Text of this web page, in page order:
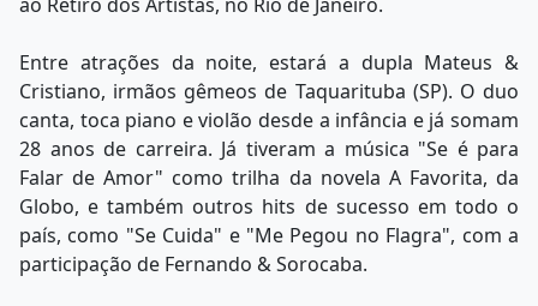
Entre atrações da noite, estará a dupla Mateus &
Cristiano, irmãos gêmeos de Taquarituba (SP). O duo
canta, toca piano e violão desde a infância e já somam
28 anos de carreira. Já tiveram a música "Se é para
Falar de Amor" como trilha da novela A Favorita, da
Globo, e também outros hits de sucesso em todo o
país, como "Se Cuida" e "Me Pegou no Flagra", com a
participação de Fernando & Sorocaba.